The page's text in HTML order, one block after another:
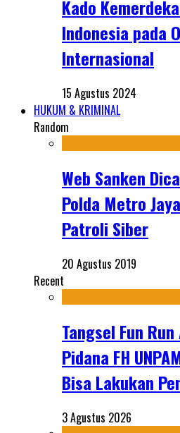
Kado
Indonesia pada
Internasional
15 Agustus 2024
HUKUM & KRIMINAL
Random
Web Sanken
Polda Metro
Patroli Siber
20 Agustus 2019
Recent
Tangsel Fun
Pidana FH
Bisa Lakukan
3 Agustus 2026